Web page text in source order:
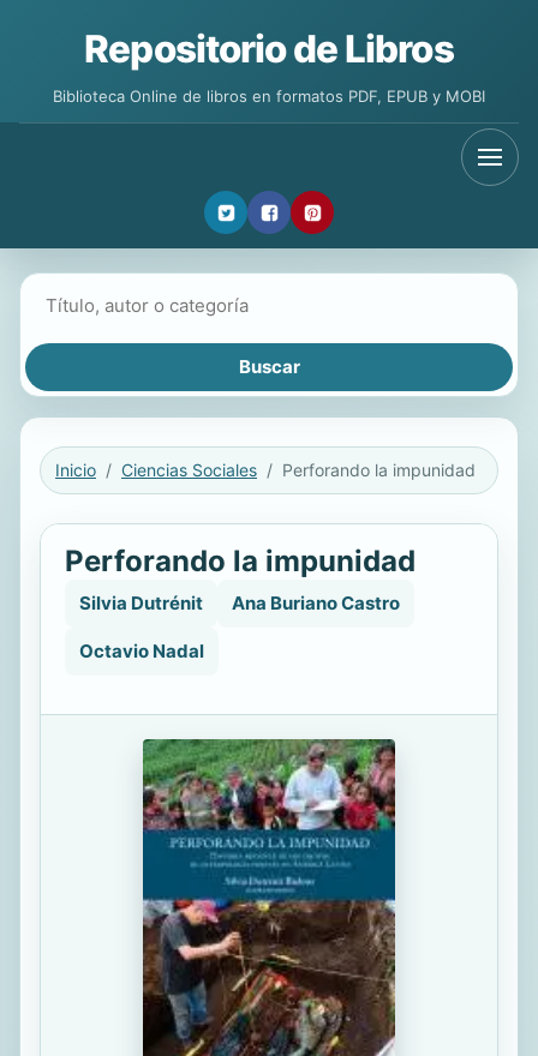
Repositorio de Libros
Biblioteca Online de libros en formatos PDF, EPUB y MOBI
Inicio Ciencias Sociales Perforando la impunidad
Perforando la impunidad
Silvia Dutrénit Ana Buriano Castro
Octavio Nadal